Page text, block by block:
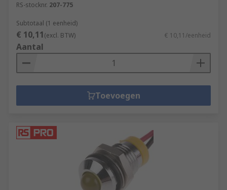
RS-stocknr. 207-775
Subtotaal (1 eenheid)
€ 10,11(excl. BTW) € 10,11/eenheid
Aantal
Toevoegen